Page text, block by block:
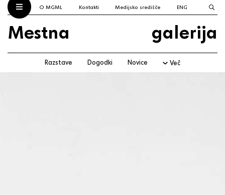
O MGML Kontakti Medijsko središče ENG
Mestna galerija
Razstave Dogodki Novice Več